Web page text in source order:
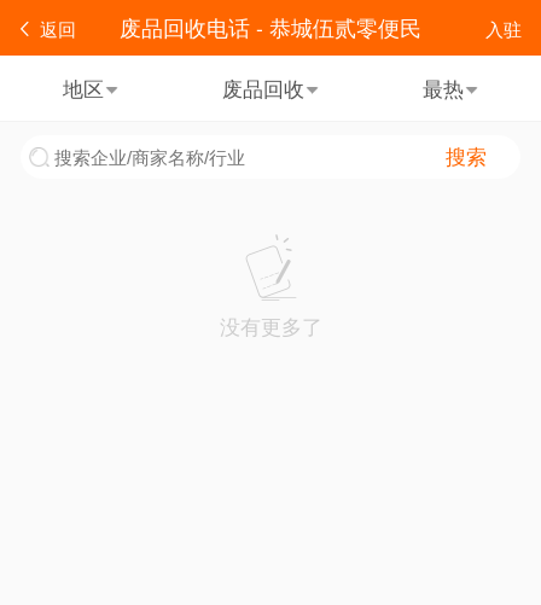
返回 入驻
废品回收电话 - 恭城伍贰零便民
地区 废品回收 最热
搜索
没有更多了